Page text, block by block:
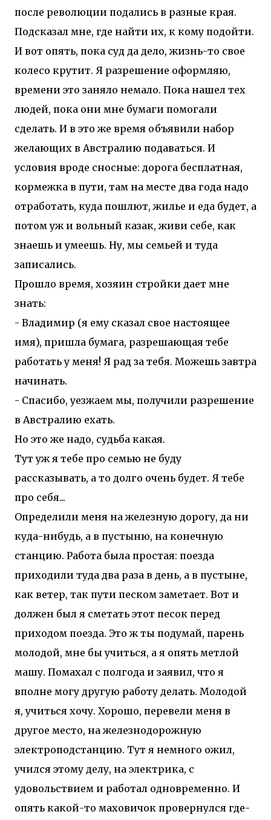
после революции подались в разные края.
Подсказал мне, где найти их, к кому подойти.
И вот опять, пока суд да дело, жизнь-то свое
колесо крутит. Я разрешение оформляю,
времени это заняло немало. Пока нашел тех
людей, пока они мне бумаги помогали
сделать. И в это же время объявили набор
желающих в Австралию подаваться. И
условия вроде сносные: дорога бесплатная,
кормежка в пути, там на месте два года надо
отработать, куда пошлют, жилье и еда будет, а
потом уж и вольный казак, живи себе, как
знаешь и умеешь. Ну, мы семьей и туда
записались.
Прошло время, хозяин стройки дает мне
знать:
- Владимир (я ему сказал свое настоящее
имя), пришла бумага, разрешающая тебе
работать у меня! Я рад за тебя. Можешь завтра
начинать.
- Спасибо, уезжаем мы, получили разрешение
в Австралию ехать.
Но это же надо, судьба какая.
Тут уж я тебе про семью не буду
рассказывать, а то долго очень будет. Я тебе
про себя...
Определили меня на железную дорогу, да ни
куда-нибудь, а в пустыню, на конечную
станцию. Работа была простая: поезда
приходили туда два раза в день, а в пустыне,
как ветер, так пути песком заметает. Вот и
должен был я сметать этот песок перед
приходом поезда. Это ж ты подумай, парень
молодой, мне бы учиться, а я опять метлой
машу. Помахал с полгода и заявил, что я
вполне могу другую работу делать. Молодой
я, учиться хочу. Хорошо, перевели меня в
другое место, на железнодорожную
электроподстанцию. Тут я немного ожил,
учился этому делу, на электрика, с
удовольствием и работал одновременно. И
опять какой-то маховичок провернулся где-